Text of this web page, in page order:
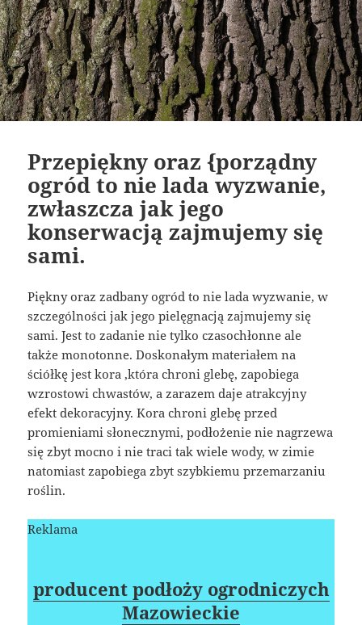
Przepiękny oraz {porządny
ogród to nie lada wyzwanie,
zwłaszcza jak jego
konserwacją zajmujemy się
sami.
Piękny oraz zadbany ogród to nie lada wyzwanie, w
szczególności jak jego pielęgnacją zajmujemy się
sami. Jest to zadanie nie tylko czasochłonne ale
także monotonne. Doskonałym materiałem na
ściółkę jest kora ,która chroni glebę, zapobiega
wzrostowi chwastów, a zarazem daje atrakcyjny
efekt dekoracyjny. Kora chroni glebę przed
promieniami słonecznymi, podłożenie nie nagrzewa
się zbyt mocno i nie traci tak wiele wody, w zimie
natomiast zapobiega zbyt szybkiemu przemarzaniu
roślin.
Reklama
producent podłoży ogrodniczych
Mazowieckie